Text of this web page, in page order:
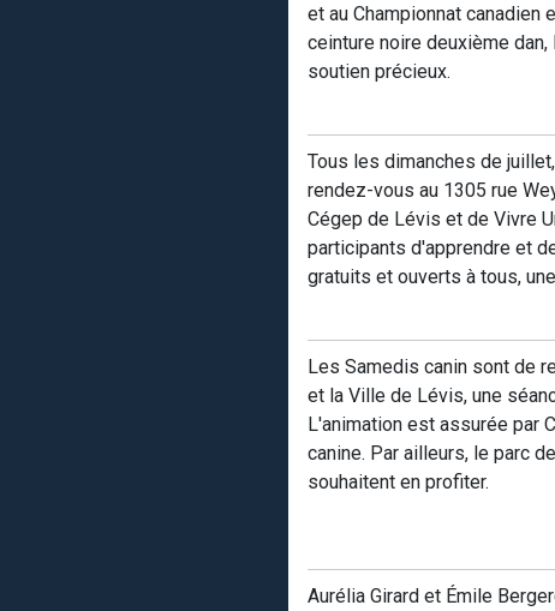
et au Championnat
ceinture noire deuxième
soutien précieux.
Tous les dimanches de
rendez-vous au 1305 rue
Cégep de Lévis et de Vivre
participants d'apprendre et
gratuits et ouverts à tous,
Les Samedis canin sont de
et la Ville de Lévis, une
L'animation est assurée par
canine. Par ailleurs, le parc
souhaitent en profiter.
Aurélia Girard et Émile